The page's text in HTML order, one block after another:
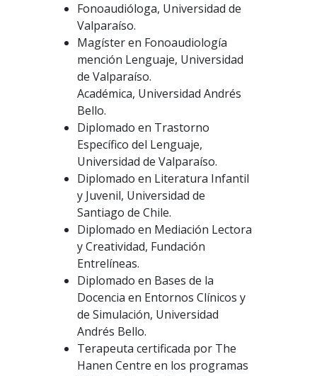
Fonoaudióloga, Universidad de
Valparaíso.
Magíster en Fonoaudiología
mención Lenguaje, Universidad
de Valparaíso.
Académica, Universidad Andrés
Bello.
Diplomado en Trastorno
Específico del Lenguaje,
Universidad de Valparaíso.
Diplomado en Literatura Infantil
y Juvenil, Universidad de
Santiago de Chile.
Diplomado en Mediación Lectora
y Creatividad, Fundación
Entrelíneas.
Diplomado en Bases de la
Docencia en Entornos Clínicos y
de Simulación, Universidad
Andrés Bello.
Terapeuta certificada por The
Hanen Centre en los programas